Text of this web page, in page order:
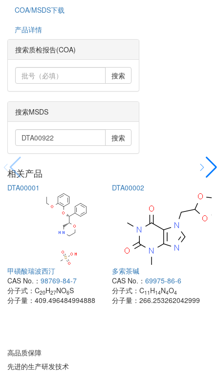
COA/MSDS下载
产品详情
搜索质检报告(COA)
搜索
搜索MSDS
搜索
相关产品
DTA00001
甲磺酸瑞波西汀
CAS No.： 98769-84-7
分子式： C20H27NO6S
分子量： 409.496484994888
DTA00002
多索茶碱
CAS No.： 69975-86-6
分子式： C11 H14N4O4
分子量： 266.253262042999
高品质保障
先进的生产研发技术